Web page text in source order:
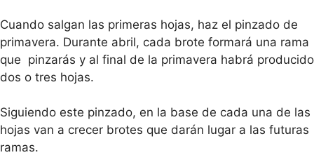
Cuando salgan las primeras hojas, haz el pinzado de
primavera. Durante abril, cada brote formará una rama
que pinzarás y al final de la primavera habrá producido
dos o tres hojas.
Siguiendo este pinzado, en la base de cada una de las
hojas van a crecer brotes que darán lugar a las futuras
ramas.